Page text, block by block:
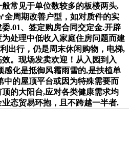
常见于单位数较多的板楼两头.
全周期改善户型，如对质件的实
.01、签定购房合同交定金.开辟
处理中低收入家庭住房问题而建
出行，仍是周末休闲购物，电梯,
。现场发卖欢迎！从入园到入
感化是抵御风霜雨雪的,是扶植单
中的屋顶平台或因为特殊需要而
的大阳台,应对各类健康需求均
态贸易环抱，且不跨越一半者.